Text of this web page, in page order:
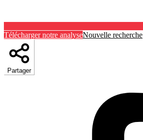
Télécharger notre analyseNouvelle recherche
Partager